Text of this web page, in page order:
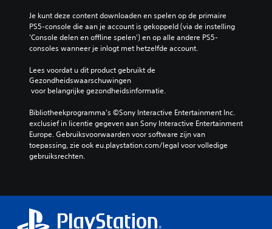
Je kunt deze content downloaden en spelen op de primaire
PS5-console die aan je account is gekoppeld (via de instelling
'Console delen en offline spelen') en op alle andere PS5-
consoles wanneer je inlogt met hetzelfde account.
Lees voordat u dit product gebruikt de
Gezondheidswaarschuwingen
voor belangrijke gezondheidsinformatie.
Bibliotheekprogramma's ©Sony Interactive Entertainment Inc.
exclusief in licentie gegeven aan Sony Interactive Entertainment
Europe. Gebruiksvoorwaarden voor software zijn van
toepassing, zie ook eu.playstation.com/legal voor volledige
gebruiksrechten.